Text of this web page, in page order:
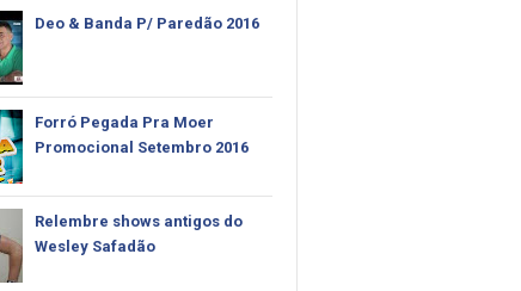
Deo & Banda P/ Paredão 2016
Forró Pegada Pra Moer
Promocional Setembro 2016
Relembre shows antigos do
Wesley Safadão